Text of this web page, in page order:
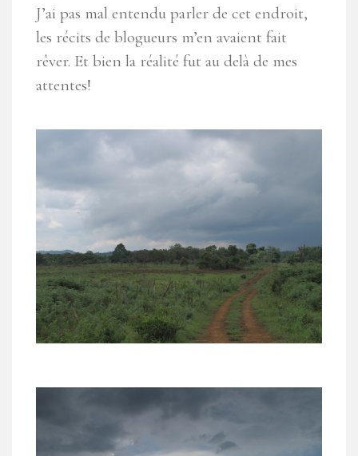
J’ai pas mal entendu parler de cet endroit,
les récits de blogueurs m’en avaient fait
rêver. Et bien la réalité fut au delà de mes
attentes!